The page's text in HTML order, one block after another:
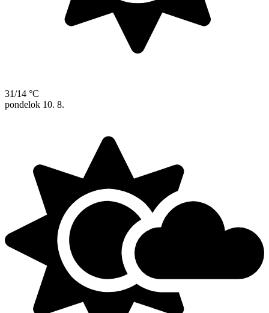
31/14 °C
pondelok 10. 8.